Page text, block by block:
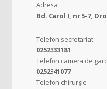
Adresa
Bd. Carol I, nr 5-7,
Telefon secretariat
0252333181
Telefon camera de
0252341077
Telefon chirurgie